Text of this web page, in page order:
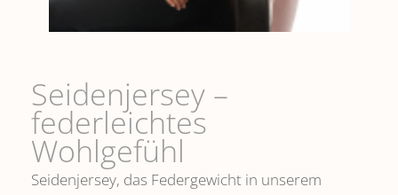
Seidenjersey –
federleichtes
Wohlgefühl
Seidenjersey, das Federgewicht in unserem